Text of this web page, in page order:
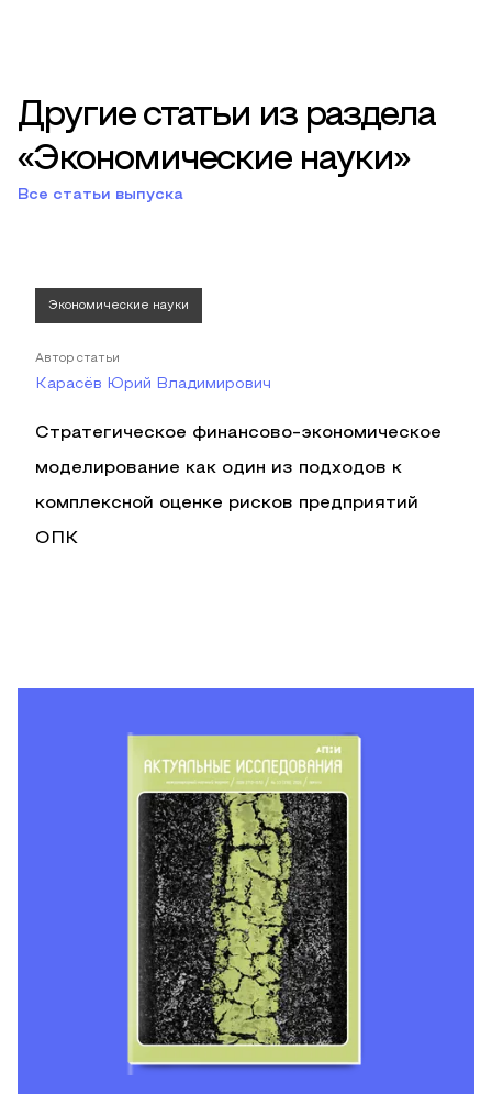
Другие статьи из раздела
«Экономические науки»
Все статьи выпуска
Экономические науки
Автор статьи
Карасёв Юрий Владимирович
Стратегическое финансово-экономическое
моделирование как один из подходов к
комплексной оценке рисков предприятий
ОПК